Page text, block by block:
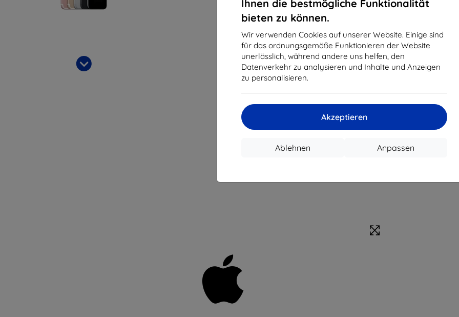
Ihnen die bestmögliche Funktionalität
bieten zu können.
Wir verwenden Cookies auf unserer Website. Einige sind
für das ordnungsgemäße Funktionieren der Website
unerlässlich, während andere uns helfen, den
Datenverkehr zu analysieren und Inhalte und Anzeigen
zu personalisieren.
Akzeptieren
Anpassen
Ablehnen